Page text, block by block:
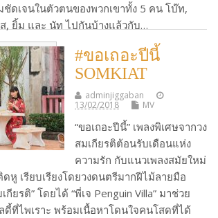
ชัดเจนในตัวตนของพวกเขาทั้ง 5 คน โบ๊ท,
, ยิ้ม และ นัท ไปกันบ้างแล้วกับ…
Reading
#ขอเถอะปีนี้
SOMKIAT
adminjiggaban
13/02/2018
MV
“ขอเถอะปีนี้” เพลงพิเศษจากวง
สมเกียรติต้อนรับเดือนแห่ง
ความรัก กับแนวเพลงสมัยใหม่
หู เรียบเรียงโดยวงดนตรีมากฝีไม้ลายมือ
กียรติ” โดยได้ “พี่เจ Penguin Villa” มาช่วย
ดี้ที่ไพเราะ พร้อมเนื้อหาโดนใจคนโสดที่ได้